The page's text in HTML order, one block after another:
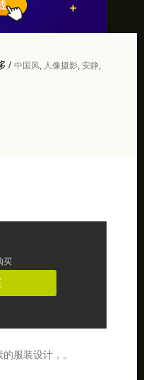
/ 中国风, 人像摄影, 安静,
买
服装设计，。